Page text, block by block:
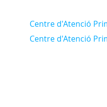
Centre d'Atenció
Centre d'Atenció